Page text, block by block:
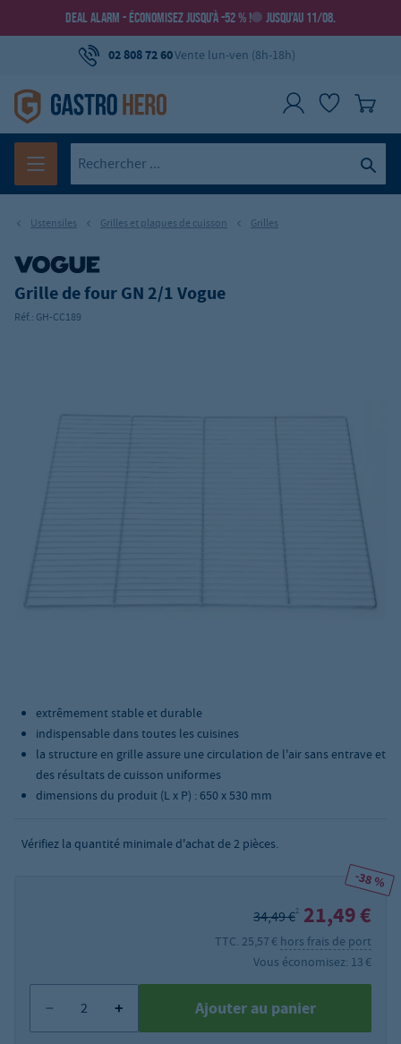
DEAL ALARM - ÉCONOMISEZ JUSQU’À -52 % ! JUSQU’AU 11/08.
02 808 72 60Vente lun-ven (8h-18h)
Ustensiles Grilles et plaques de cuisson Grilles
Grille de four GN 2/1 Vogue
Réf.: GH-CC189
extrêmement stable et durable
indispensable dans toutes les cuisines
la structure en grille assure une circulation de l'air sans entrave et
des résultats de cuisson uniformes
dimensions du produit (L x P) : 650 x 530 mm
Vérifiez la quantité minimale d'achat de2 pièces.
-38 %
34,49 €2 21,49 €
TTC. 25,57 € hors frais de port
Vous économisez: 13 €
Ajouter au panier